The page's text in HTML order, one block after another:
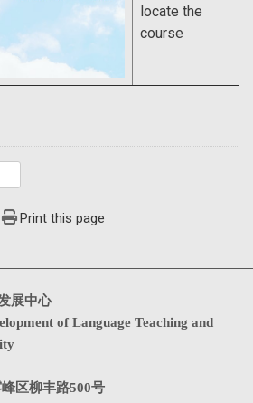
locate the
course
TronClassInstructions_Student_.pdf 7.38MByte
Print this page
展中心
of Language Teaching and
区柳丰路500号